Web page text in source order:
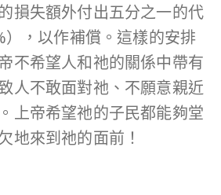
損失額外付出五分之一的代
），以作補償。這樣的安排
不希望人和祂的關係中帶有
人不敢面對祂、不願意親近
上帝希望祂的子民都能夠堂
地來到祂的面前！